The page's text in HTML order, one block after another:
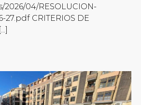
04/RESOLUCION-
27.pdf CRITERIOS DE